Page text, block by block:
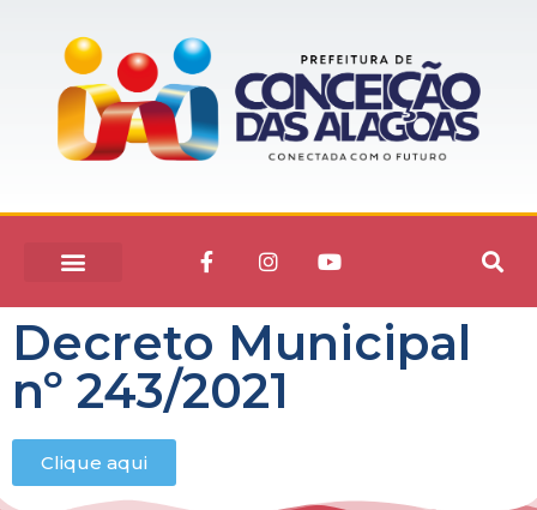
Decreto Municipal
nº 243/2021
Clique aqui